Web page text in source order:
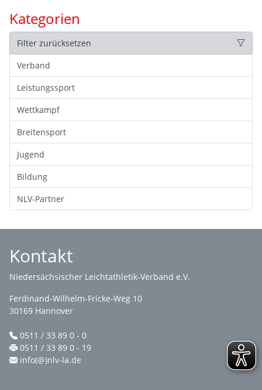
Kategorien
Filter zurücksetzen
Verband
Leistungssport
Wettkampf
Breitensport
Jugend
Bildung
NLV-Partner
Kontakt
Niedersächsischer Leichtathletik-Verband e.V.
Ferdinand-Wilhelm-Fricke-Weg 10
30169 Hannover
0511 / 33 89 0 - 0
0511 / 33 89 0 - 19
info(@)nlv-la.de